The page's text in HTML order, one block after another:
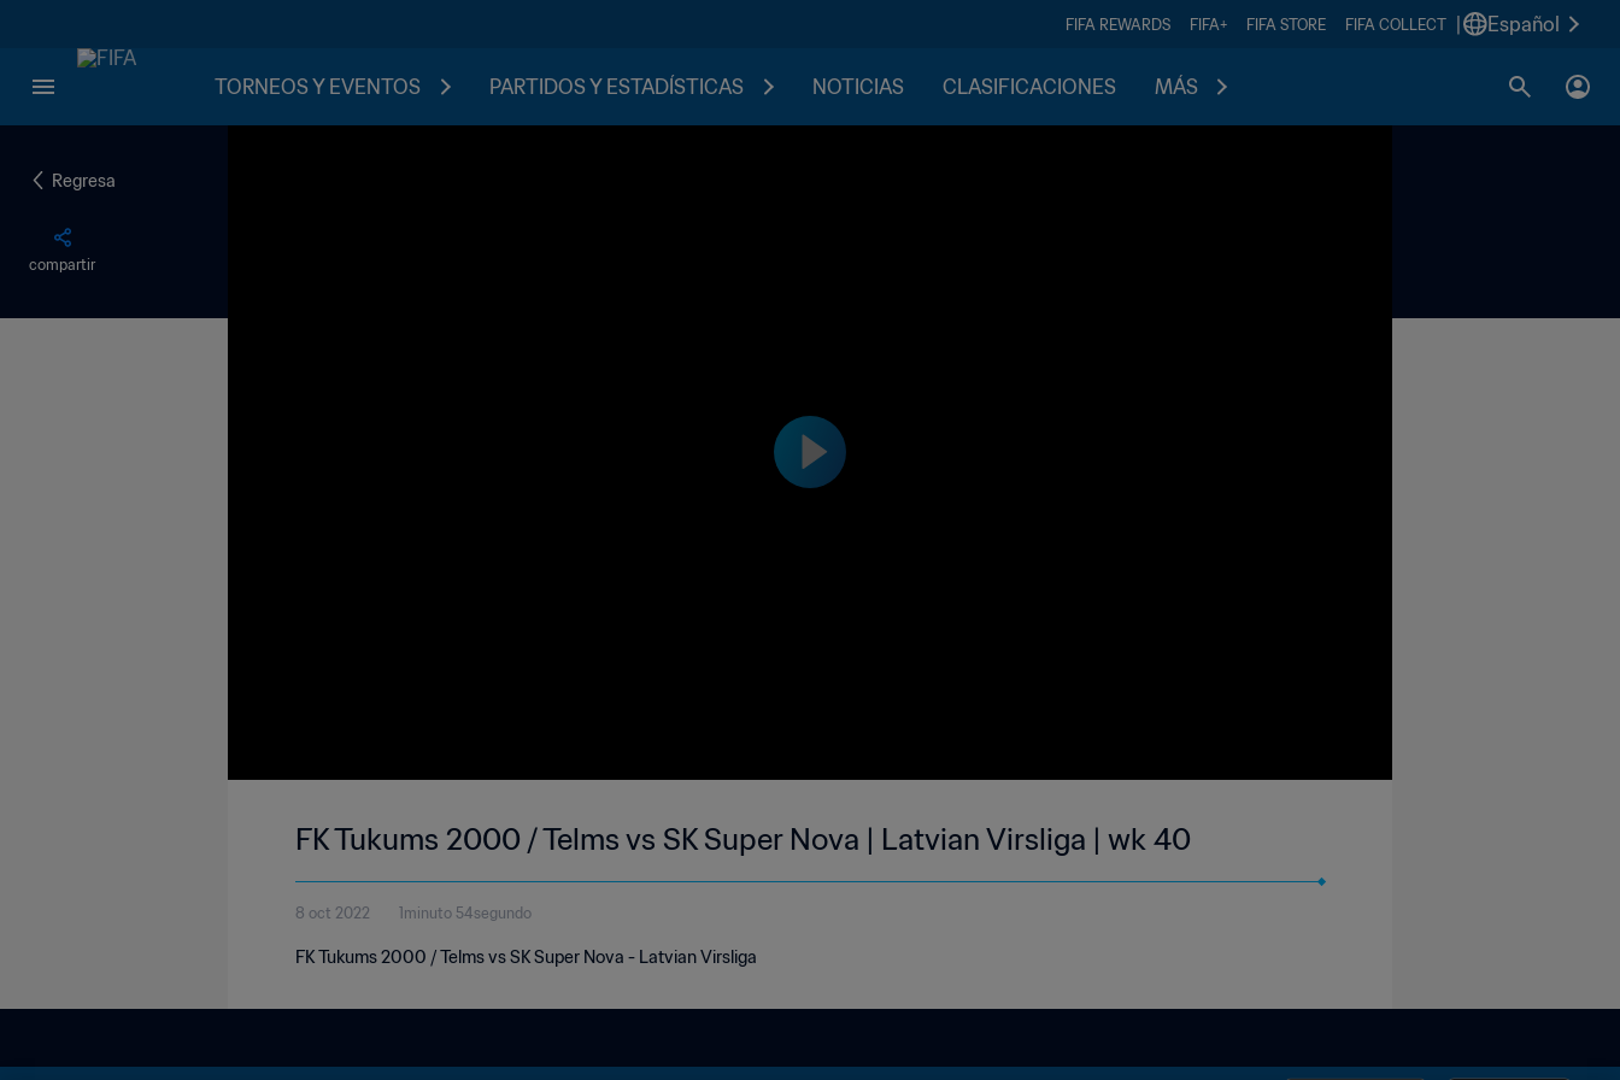
FIFA REWARDS FIFA+ FIFA STORE FIFA COLLECT Español
TORNEOS Y EVENTOS PARTIDOS Y ESTADÍSTICAS NOTICIAS CLASIFICACIONES MÁS
Regresa
compartir
FK Tukums 2000 / Telms vs SK Super Nova | Latvian Virsliga | wk 40
8 oct 2022 1minuto 54segundo
FK Tukums 2000 / Telms vs SK Super Nova - Latvian Virsliga